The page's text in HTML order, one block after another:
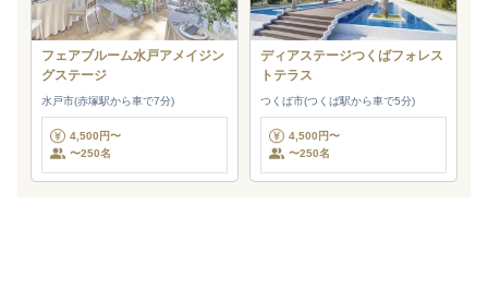
フェアブルーム水戸アメイジン
グステージ
水戸市(赤塚駅から車で7分)
4,500円〜
〜250名
ディアステージつくばフォレス
トテラス
つくば市(つくば駅から車で5分)
4,500円〜
〜250名